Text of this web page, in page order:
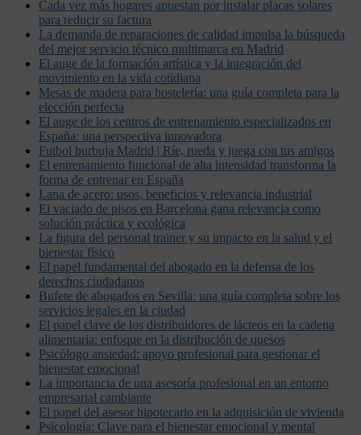
Cada vez más hogares apuestan por instalar placas solares
para reducir su factura
La demanda de reparaciones de calidad impulsa la búsqueda
del mejor servicio técnico multimarca en Madrid
El auge de la formación artística y la integración del
movimiento en la vida cotidiana
Mesas de madera para hostelería: una guía completa para la
elección perfecta
El auge de los centros de entrenamiento especializados en
España: una perspectiva innovadora
Futbol burbuja Madrid | Ríe, rueda y juega con tus amigos
El entrenamiento funcional de alta intensidad transforma la
forma de entrenar en España
Lana de acero: usos, beneficios y relevancia industrial
El vaciado de pisos en Barcelona gana relevancia como
solución práctica y ecológica
La figura del personal trainer y su impacto en la salud y el
bienestar físico
El papel fundamental del abogado en la defensa de los
derechos ciudadanos
Bufete de abogados en Sevilla: una guía completa sobre los
servicios legales en la ciudad
El papel clave de los distribuidores de lácteos en la cadena
alimentaria: enfoque en la distribución de quesos
Psicólogo ansiedad: apoyo profesional para gestionar el
bienestar emocional
La importancia de una asesoría profesional en un entorno
empresarial cambiante
El papel del asesor hipotecario en la adquisición de vivienda
Psicología: Clave para el bienestar emocional y mental